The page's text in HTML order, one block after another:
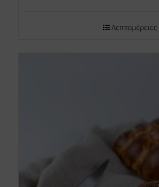
Λεπτομέρειες